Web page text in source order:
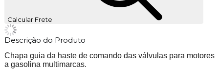
Calcular Frete
Descrição do Produto
Chapa guia da haste de comando das válvulas para motores
a gasolina multimarcas.